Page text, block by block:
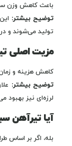
باعث کاهش وزن
توضیح بیشتر:
تولید می‌شوند و در
مزیت اصلی
کاهش هزینه و زمان
توضیح بیشتر:
لرزه‌ای نیز بهبود
آیا تیرآهن
بله، اگر بر اساس